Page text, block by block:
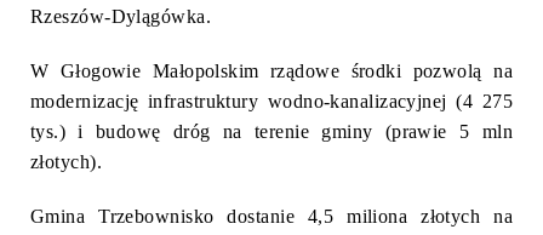
Rzeszów-Dylągówka.
W Głogowie Małopolskim rządowe środki pozwolą na
modernizację infrastruktury wodno-kanalizacyjnej (4 275
tys.) i budowę dróg na terenie gminy (prawie 5 mln
złotych).
Gmina Trzebownisko dostanie 4,5 miliona złotych na